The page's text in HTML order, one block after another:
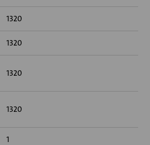
1320
1320
1320
1320
1